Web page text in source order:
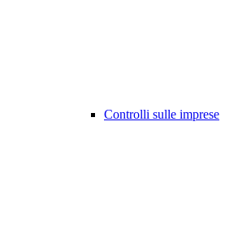
Controlli sulle imprese